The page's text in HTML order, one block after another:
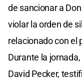
de sancionar a
violar la orden de
relacionado con el
Durante la
David Pecker,